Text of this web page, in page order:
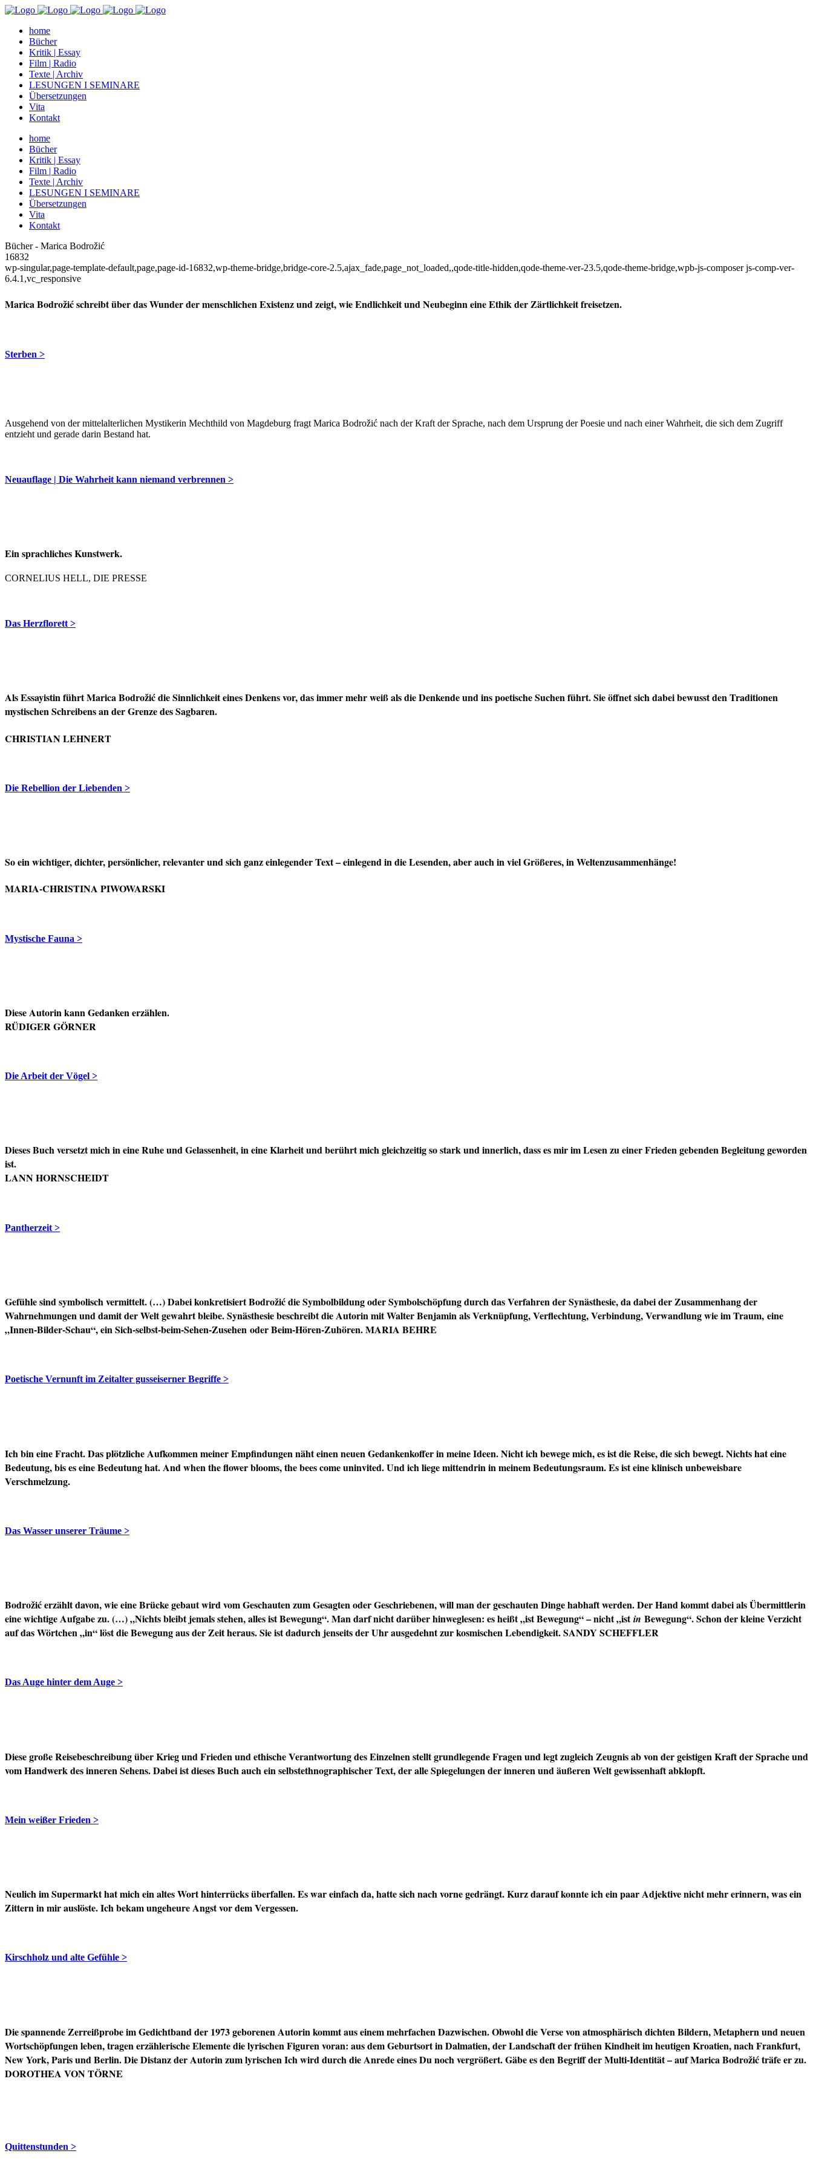
home
Bücher
Kritik | Essay
Film | Radio
Texte | Archiv
LESUNGEN I SEMINARE
Übersetzungen
Vita
Kontakt
home
Bücher
Kritik | Essay
Film | Radio
Texte | Archiv
LESUNGEN I SEMINARE
Übersetzungen
Vita
Kontakt
Bücher - Marica Bodrožić
16832
wp-singular,page-template-default,page,page-id-16832,wp-theme-bridge,bridge-core-2.5,ajax_fade,page_not_loaded,,qode-title-hidden,qode-theme-ver-23.5,qode-theme-bridge,wpb-js-composer js-comp-ver-
6.4.1,vc_responsive
Marica Bodrožić schreibt über das Wunder der menschlichen Existenz und zeigt, wie Endlichkeit und Neubeginn eine Ethik der Zärtlichkeit freisetzen.
Sterben >
Ausgehend von der mittelalterlichen Mystikerin Mechthild von Magdeburg fragt Marica Bodrožić nach der Kraft der Sprache, nach dem Ursprung der Poesie und nach einer Wahrheit, die sich dem Zugriff
entzieht und gerade darin Bestand hat.
Neuauflage | Die Wahrheit kann niemand verbrennen >
Ein sprachliches Kunstwerk.
CORNELIUS HELL, DIE PRESSE
Das Herzflorett >
Als Essayistin führt Marica Bodrožić die Sinnlichkeit eines Denkens vor, das immer mehr weiß als die Denkende und ins poetische Suchen führt. Sie öffnet sich dabei bewusst den Traditionen
mystischen Schreibens an der Grenze des Sagbaren.
CHRISTIAN LEHNERT
Die Rebellion der Liebenden >
So ein wichtiger, dichter, persönlicher, relevanter und sich ganz einlegender Text – einlegend in die Lesenden, aber auch in viel Größeres, in Weltenzusammenhänge!
MARIA-CHRISTINA PIWOWARSKI
Mystische Fauna >
Diese Autorin kann Gedanken erzählen.
RÜDIGER GÖRNER
Die Arbeit der Vögel >
Dieses Buch versetzt mich in eine Ruhe und Gelassenheit, in eine Klarheit und berührt mich gleichzeitig so stark und innerlich, dass es mir im Lesen zu einer Frieden gebenden Begleitung geworden
ist.
LANN HORNSCHEIDT
Pantherzeit >
Gefühle sind symbolisch vermittelt. (…) Dabei konkretisiert Bodrožić die Symbolbildung oder Symbolschöpfung durch das Verfahren der Synästhesie, da dabei der Zusammenhang der
Wahrnehmungen und damit der Welt gewahrt bleibe. Synästhesie beschreibt die Autorin mit Walter Benjamin als Verknüpfung, Verflechtung, Verbindung, Verwandlung wie im Traum, eine
„Innen-Bilder-Schau“, ein Sich-selbst-beim-Sehen-Zusehen oder Beim-Hören-Zuhören. MARIA BEHRE
Poetische Vernunft im Zeitalter gusseiserner Begriffe >
Ich bin eine Fracht. Das plötzliche Aufkommen meiner Empfindungen näht einen neuen Gedankenkoffer in meine Ideen. Nicht ich bewege mich, es ist die Reise, die sich bewegt. Nichts hat eine
Bedeutung, bis es eine Bedeutung hat. And when the flower blooms, the bees come uninvited. Und ich liege mittendrin in meinem Bedeutungsraum. Es ist eine klinisch unbeweisbare
Verschmelzung.
Das Wasser unserer Träume >
Bodrožić erzählt davon, wie eine Brücke gebaut wird vom Geschauten zum Gesagten oder Geschriebenen, will man der geschauten Dinge habhaft werden. Der Hand kommt dabei als Übermittlerin
eine wichtige Aufgabe zu. (…) „Nichts bleibt jemals stehen, alles ist Bewegung“. Man darf nicht darüber hinweglesen: es heißt „ist Bewegung“ – nicht „istin Bewegung“. Schon der kleine Verzicht
auf das Wörtchen „in“ löst die Bewegung aus der Zeit heraus. Sie ist dadurch jenseits der Uhr ausgedehnt zur kosmischen Lebendigkeit. SANDY SCHEFFLER
Das Auge hinter dem Auge >
Diese große Reisebeschreibung über Krieg und Frieden und ethische Verantwortung des Einzelnen stellt grundlegende Fragen und legt zugleich Zeugnis ab von der geistigen Kraft der Sprache und
vom Handwerk des inneren Sehens. Dabei ist dieses Buch auch ein selbstethnographischer Text, der alle Spiegelungen der inneren und äußeren Welt gewissenhaft abklopft.
Mein weißer Frieden >
Neulich im Supermarkt hat mich ein altes Wort hinterrücks überfallen. Es war einfach da, hatte sich nach vorne gedrängt. Kurz darauf konnte ich ein paar Adjektive nicht mehr erinnern, was ein
Zittern in mir auslöste. Ich bekam ungeheure Angst vor dem Vergessen.
Kirschholz und alte Gefühle >
Die spannende Zerreißprobe im Gedichtband der 1973 geborenen Autorin kommt aus einem mehrfachen Dazwischen. Obwohl die Verse von atmosphärisch dichten Bildern, Metaphern und neuen
Wortschöpfungen leben, tragen erzählerische Elemente die lyrischen Figuren voran: aus dem Geburtsort in Dalmatien, der Landschaft der frühen Kindheit im heutigen Kroatien, nach Frankfurt,
New York, Paris und Berlin. Die Distanz der Autorin zum lyrischen Ich wird durch die Anrede eines Du noch vergrößert. Gäbe es den Begriff der Multi-Identität – auf Marica Bodrožić träfe er zu.
DOROTHEA VON TÖRNE
Quittenstunden >